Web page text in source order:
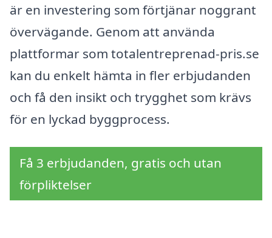
är en investering som förtjänar noggrant
övervägande. Genom att använda
plattformar som totalentreprenad-pris.se
kan du enkelt hämta in fler erbjudanden
och få den insikt och trygghet som krävs
för en lyckad byggprocess.
Få 3 erbjudanden, gratis och utan
förpliktelser